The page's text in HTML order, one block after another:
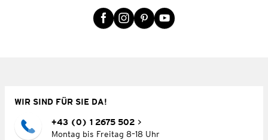
WIR SIND FÜR SIE DA!
+43 (0) 1 2675 502
Montag bis Freitag 8–18 Uhr